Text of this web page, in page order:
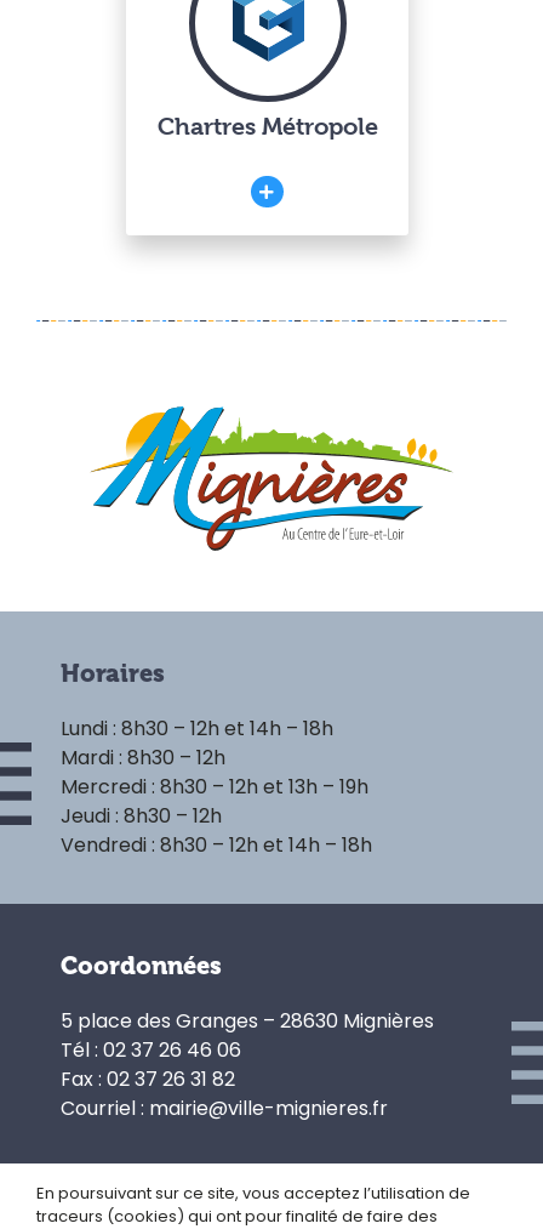
Chartres Métropole
Horaires
Lundi : 8h30 – 12h et 14h – 18h
Mardi : 8h30 – 12h
Mercredi : 8h30 – 12h et 13h – 19h
Jeudi : 8h30 – 12h
Vendredi : 8h30 – 12h et 14h – 18h
Coordonnées
5 place des Granges – 28630 Mignières
Tél : 02 37 26 46 06
Fax : 02 37 26 31 82
Courriel : mairie@ville-mignieres.fr
Politique de confidentialité
En poursuivant sur ce site, vous acceptez l’utilisation de
traceurs (cookies) qui ont pour finalité de faire des